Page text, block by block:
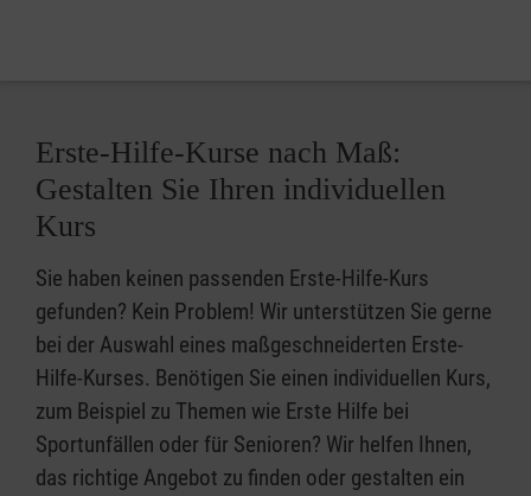
Erste-Hilfe-Kurse nach Maß:
Gestalten Sie Ihren individuellen
Kurs
Sie haben keinen passenden Erste-Hilfe-Kurs
gefunden? Kein Problem! Wir unterstützen Sie gerne
bei der Auswahl eines maßgeschneiderten Erste-
Hilfe-Kurses. Benötigen Sie einen individuellen Kurs,
zum Beispiel zu Themen wie Erste Hilfe bei
Sportunfällen oder für Senioren? Wir helfen Ihnen,
das richtige Angebot zu finden oder gestalten ein